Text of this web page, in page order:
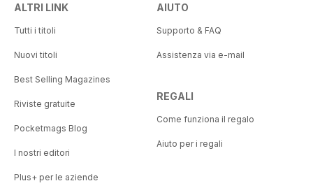
ALTRI LINK
Tutti i titoli
Nuovi titoli
Best Selling Magazines
Riviste gratuite
Pocketmags Blog
I nostri editori
Plus+ per le aziende
AIUTO
Supporto & FAQ
Assistenza via e-mail
REGALI
Come funziona il regalo
Aiuto per i regali